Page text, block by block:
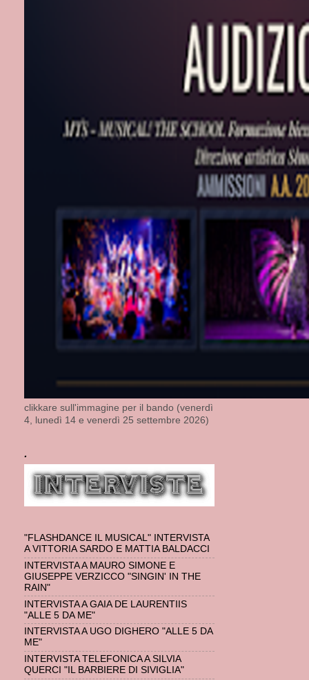
clikkare sull'immagine per il bando (venerdì
4, lunedì 14 e venerdì 25 settembre 2026)
.
"FLASHDANCE IL MUSICAL" INTERVISTA
A VITTORIA SARDO E MATTIA BALDACCI
INTERVISTA A MAURO SIMONE E
GIUSEPPE VERZICCO "SINGIN' IN THE
RAIN"
INTERVISTA A GAIA DE LAURENTIIS
"ALLE 5 DA ME"
INTERVISTA A UGO DIGHERO "ALLE 5 DA
ME"
INTERVISTA TELEFONICA A SILVIA
QUERCI "IL BARBIERE DI SIVIGLIA"